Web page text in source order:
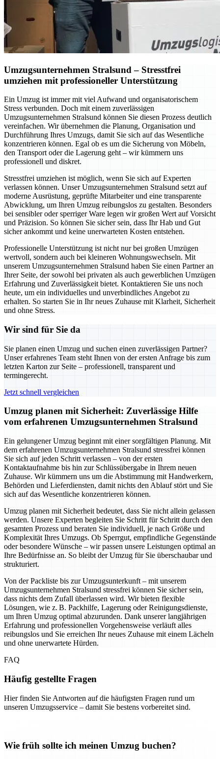
Umzugsunternehmen Stralsund – Stresstfrei
umziehen mit professioneller Unterstützung
Ein Umzug ist immer mit viel Aufwand und organisatorischem
Stress verbunden. Doch mit einem zuverlässigen
Umzugsunternehmen Stralsund können Sie diesen Prozess deutlich
vereinfachen. Wir übernehmen die Planung, Organisation und
Durchführung Ihres Umzugs, damit Sie sich auf das Wesentliche
konzentrieren können. Egal ob es um die Sicherung von Möbeln,
den Transport oder die Lagerung geht – wir kümmern uns
professionell und diskret.
Stresstfrei umziehen ist möglich, wenn Sie sich auf Experten
verlassen können. Unser Umzugsunternehmen Stralsund setzt auf
moderne Ausrüstung, geprüfte Mitarbeiter und eine transparente
Abwicklung, um Ihren Umzug reibungslos zu gestalten. Besonders
bei sensibler oder sperriger Ware legen wir großen Wert auf Vorsicht
und Präzision. So können Sie sicher sein, dass Ihr Hab und Gut
sicher ankommt und keine unerwarteten Kosten entstehen.
Professionelle Unterstützung ist nicht nur bei großen Umzügen
wertvoll, sondern auch bei kleineren Wohnungswechseln. Mit
unserem Umzugsunternehmen Stralsund haben Sie einen Partner an
Ihrer Seite, der sowohl bei privaten als auch gewerblichen Umzügen
Erfahrung und Zuverlässigkeit bietet. Kontaktieren Sie uns noch
heute, um ein individuelles und unverbindliches Angebot zu
erhalten. So starten Sie in Ihr neues Zuhause mit Klarheit, Sicherheit
und ohne Stress.
Wir sind für Sie da
Sie planen einen Umzug und suchen einen zuverlässigen Partner?
Unser erfahrenes Team steht Ihnen von der ersten Anfrage bis zum
letzten Karton zur Seite – professionell, transparent und
termingerecht.
Jetzt schnell vergleichen
Umzug planen mit Sicherheit: Zuverlässige Hilfe
vom erfahrenen Umzugsunternehmen Stralsund
Ein gelungener Umzug beginnt mit einer sorgfältigen Planung. Mit
dem erfahrenen Umzugsunternehmen Stralsund stressfrei können
Sie sich auf jeden Schritt verlassen – von der ersten
Kontaktaufnahme bis hin zur Schlüssübergabe in Ihrem neuen
Zuhause. Wir kümmern uns um die Abstimmung mit Handwerkern,
Behörden und Lieferdiensten, damit nichts den Ablauf stört und Sie
sich auf das Wesentliche konzentrieren können.
Umzug planen mit Sicherheit bedeutet, dass Sie nicht allein gelassen
werden. Unsere Experten begleiten Sie Schritt für Schritt durch den
gesamten Prozess und beraten Sie individuell, je nach Größe und
Komplexität Ihres Umzugs. Ob Sperrgut, empfindliche Gegenstände
oder besondere Wünsche – wir passen unsere Leistungen optimal an
Ihre Bedürfnisse an. So bleibt der Umzug für Sie überschaubar und
strukturiert.
Von der Packliste bis zur Umzugsunterkunft – mit unserem
Umzugsunternehmen Stralsund stressfrei können Sie sicher sein,
dass nichts dem Zufall überlassen wird. Wir bieten flexible
Lösungen, wie z. B. Packhilfe, Lagerung oder Reinigungsdienste,
um Ihren Umzug optimal abzurunden. Dank unserer langjährigen
Erfahrung und professionellen Vorgehensweise verläuft alles
reibungslos und Sie erreichen Ihr neues Zuhause mit einem Lächeln
und ohne unerwartete Hürden.
FAQ
Häufig gestellte Fragen
Hier finden Sie Antworten auf die häufigsten Fragen rund um
unseren Umzugsservice – damit Sie bestens vorbereitet sind.
Wie früh sollte ich meinen Umzug buchen?